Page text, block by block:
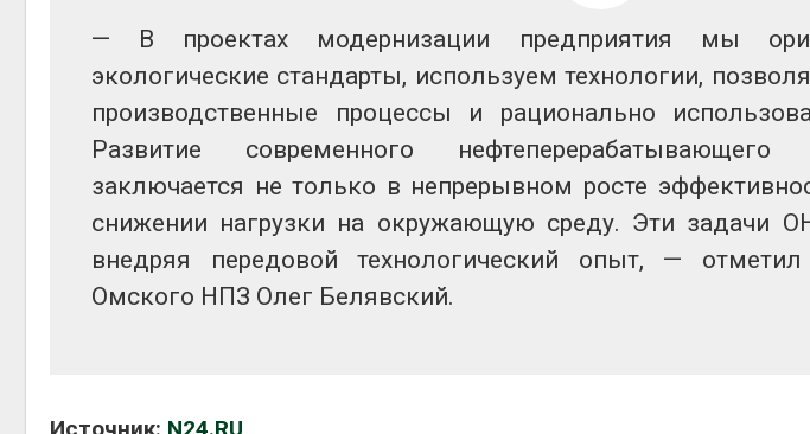
— В проектах модернизации предприятия мы
экологические стандарты, используем технологии,
производственные процессы и рационально
Развитие современного нефтеперерабатывающего
заключается не только в непрерывном росте
снижении нагрузки на окружающую среду. Эти задачи
внедряя передовой технологический опыт, —
Омского НПЗ Олег Белявский.